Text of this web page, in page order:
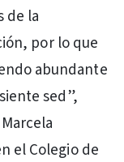
de la
por lo que
abundante
sed”,
el Colegio de